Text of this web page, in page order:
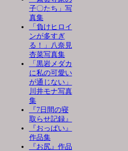
子〇たち」写
真集
「負けヒロイ
ンが多すぎ
る！」八奈見
杏菜写真集
「黒岩メダカ
に私の可愛い
が通じない」
川井モナ写真
集
『7日間の寝
取らせ記録』
『おっぱい』
作品集
『お尻』作品